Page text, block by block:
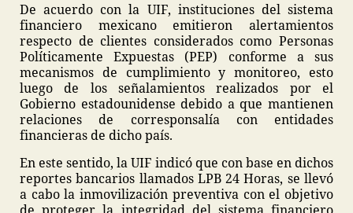
De acuerdo con la UIF, instituciones del sistema
financiero mexicano emitieron alertamientos
respecto de clientes considerados como Personas
Políticamente Expuestas (PEP) conforme a sus
mecanismos de cumplimiento y monitoreo, esto
luego de los señalamientos realizados por el
Gobierno estadounidense debido a que mantienen
relaciones de corresponsalía con entidades
financieras de dicho país.
En este sentido, la UIF indicó que con base en dichos
reportes bancarios llamados LPB 24 Horas, se llevó
a cabo la inmovilización preventiva con el objetivo